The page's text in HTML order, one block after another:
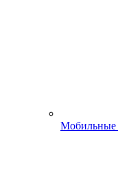
Мобильные